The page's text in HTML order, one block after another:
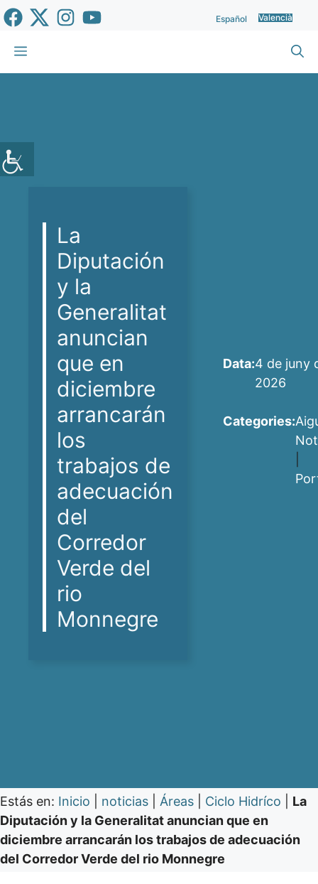
Vés
al
contingut
Español Valencià
Menu
La
Diputación
y la
Generalitat
anuncian
que en
diciembre
arrancarán
los
trabajos de
adecuación
del
Corredor
Verde del
rio
Monnegre
Data:4 de juny
2026
Categories:
Estás en: Inicio noticias Áreas Ciclo Hidríco
La
Diputación y la Generalitat anuncian que en
diciembre arrancarán los trabajos de adecuación
del Corredor Verde del rio Monnegre